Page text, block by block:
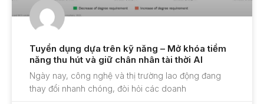
Tuyển dụng dựa trên kỹ năng – Mở khóa tiềm
năng thu hút và giữ chân nhân tài thời AI
Ngày nay, công nghệ và thị trường lao động đang
thay đổi nhanh chóng, đòi hỏi các doanh